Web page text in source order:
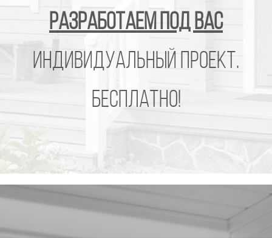
Адаптируем вашпроект бани
или дома с другого сайта